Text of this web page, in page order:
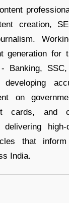
creation,
generation for
Banking, SSC,
on
cards, and
high-
that
India.